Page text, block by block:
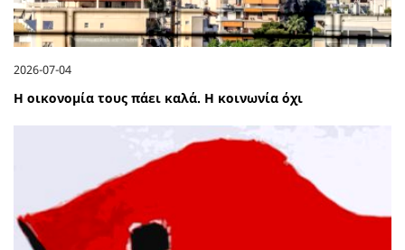
2026-07-04
Η οικονομία τους πάει καλά. Η κοινωνία όχι